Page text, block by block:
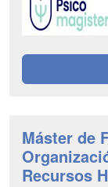
Máster de
Recursos